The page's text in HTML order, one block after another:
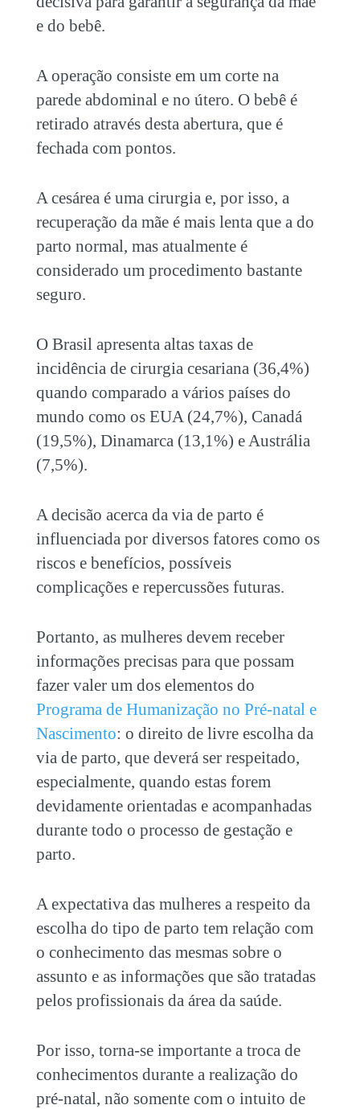
e do bebê.
A operação consiste em um corte na
parede abdominal e no útero. O bebê é
retirado através desta abertura, que é
fechada com pontos.
A cesárea é uma cirurgia e, por isso, a
recuperação da mãe é mais lenta que a do
parto normal, mas atualmente é
considerado um procedimento bastante
seguro.
O Brasil apresenta altas taxas de
incidência de cirurgia cesariana (36,4%)
quando comparado a vários países do
mundo como os EUA (24,7%), Canadá
(19,5%), Dinamarca (13,1%) e Austrália
(7,5%).
A decisão acerca da via de parto é
influenciada por diversos fatores como os
riscos e benefícios, possíveis
complicações e repercussões futuras.
Portanto, as mulheres devem receber
informações precisas para que possam
fazer valer um dos elementos do
Programa de Humanização no Pré-natal e
Nascimento: o direito de livre escolha da
via de parto, que deverá ser respeitado,
especialmente, quando estas forem
devidamente orientadas e acompanhadas
durante todo o processo de gestação e
parto.
A expectativa das mulheres a respeito da
escolha do tipo de parto tem relação com
o conhecimento das mesmas sobre o
assunto e as informações que são tratadas
pelos profissionais da área da saúde.
Por isso, torna-se importante a troca de
conhecimentos durante a realização do
pré-natal, não somente com o intuito de